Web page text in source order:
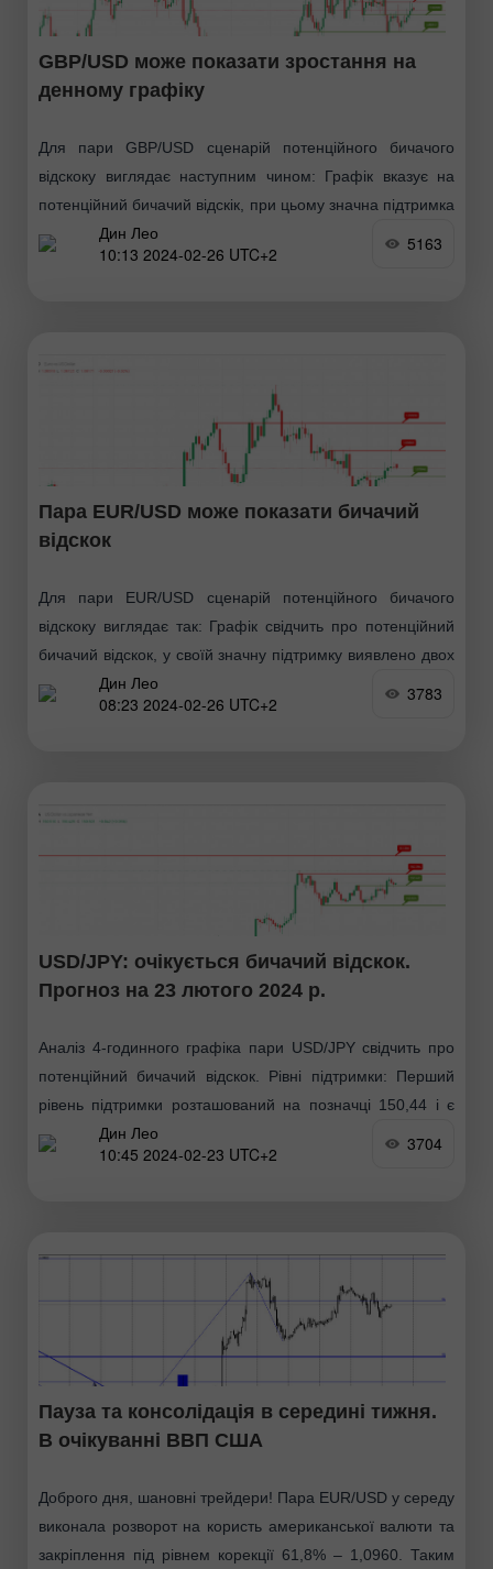
GBP/USD може показати зростання на
денному графіку
Для пари GBP/USD сценарій потенційного бичачого
відскоку виглядає наступним чином: Графік вказує на
потенційний бичачий відскік, при цьому значна підтримка
виявлена на двох рівнях. Рівні підтримки: 1-й рівень
підтримки розташований
Дин Лео
10:13 2024-02-26 UTC+2
5163
Пара EUR/USD може показати бичачий
відскок
Для пари EUR/USD сценарій потенційного бичачого
відскоку виглядає так: Графік свідчить про потенційний
бичачий відскок, у своїй значну підтримку виявлено двох
рівнях. Рівні підтримки: 1-й рівень підтримки знаходиться
на позначці
Дин Лео
08:23 2024-02-26 UTC+2
3783
USD/JPY: очікується бичачий відскок.
Прогноз на 23 лютого 2024 р.
Аналіз 4-годинного графіка пари USD/JPY свідчить про
потенційний бичачий відскок. Рівні підтримки: Перший
рівень підтримки розташований на позначці 150,44 і є
значною областю, де раніше спостерігалося зростання
купівельного інтересу. Другий
Дин Лео
10:45 2024-02-23 UTC+2
3704
Пауза та консолідація в середині тижня.
В очікуванні ВВП США
Доброго дня, шановні трейдери! Пара EUR/USD у середу
виконала розворот на користь американської валюти та
закріплення під рівнем корекції 61,8% – 1,0960. Таким